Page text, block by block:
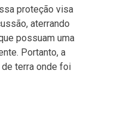
proteção visa
aterrando
possuam uma
Portanto, a
terra onde foi